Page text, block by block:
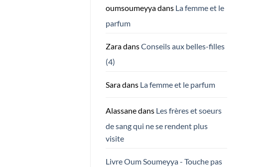
oumsoumeyyadans La femme et le
parfum
ZaradansConseils aux belles-filles
(4)
Saradans La femme et le parfum
Alassanedans Les frères et soeurs
de sang qui ne se rendent plus
visite
Livre Oum Soumeyya - Touche pas